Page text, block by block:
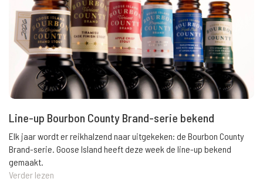
Line-up Bourbon County Brand-serie bekend
Elk jaar wordt er reikhalzend naar uitgekeken: de Bourbon County
Brand-serie. Goose Island heeft deze week de line-up bekend
gemaakt.
Verder lezen